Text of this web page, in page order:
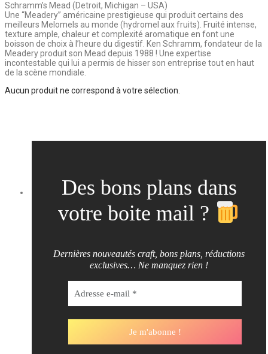
Schramm’s Mead (Detroit, Michigan – USA)
Une “Meadery” américaine prestigieuse qui produit certains des
meilleurs Melomels au monde (hydromel aux fruits). Fruité intense,
texture ample, chaleur et complexité aromatique en font une
boisson de choix à l’heure du digestif. Ken Schramm, fondateur de la
Meadery produit son Mead depuis 1988 ! Une expertise
incontestable qui lui a permis de hisser son entreprise tout en haut
de la scène mondiale.
Aucun produit ne correspond à votre sélection.
Des bons plans dans
votre boite mail ?
Dernières nouveautés craft, bons plans, réductions
exclusives… Ne manquez rien !